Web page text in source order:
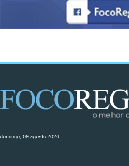
domingo, 09 agosto 2026